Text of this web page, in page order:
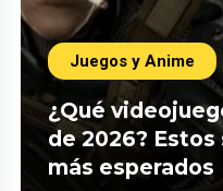
Juegos y Anime
¿Qué
de 2026?
más esperados